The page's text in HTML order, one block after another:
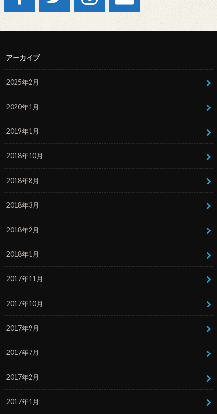
アーカイブ
2025年2月
2020年1月
2019年1月
2018年10月
2018年8月
2018年3月
2018年2月
2018年1月
2017年11月
2017年10月
2017年9月
2017年7月
2017年2月
2017年1月